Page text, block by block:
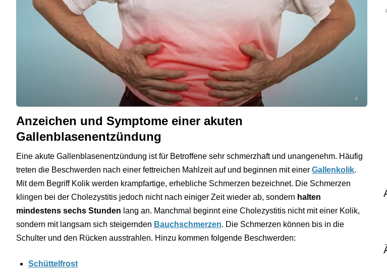
©
Anzeichen und Symptome einer akuten
Gallenblasenentzündung
Eine akute Gallenblasenentzündung ist für Betroffene sehr schmerzhaft und unangenehm. Häufig
treten die Beschwerden nach einer fettreichen Mahlzeit auf und beginnen mit einer Gallenkolik.
Mit dem Begriff Kolik werden krampfartige, erhebliche Schmerzen bezeichnet. Die Schmerzen
klingen bei der Cholezystitis jedoch nicht nach einiger Zeit wieder ab, sondern halten
mindestens sechs Stunden lang an. Manchmal beginnt eine Cholezystitis nicht mit einer Kolik,
sondern mit langsam sich steigernden Bauchschmerzen. Die Schmerzen können bis in die
Schulter und den Rücken ausstrahlen. Hinzu kommen folgende Beschwerden:
Schüttelfrost